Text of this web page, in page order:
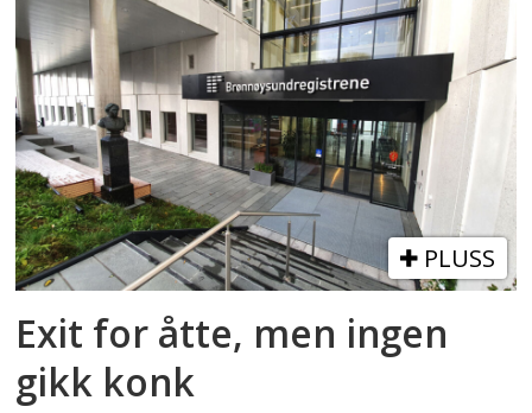
PLUSS
Exit for åtte, men ingen
gikk konk